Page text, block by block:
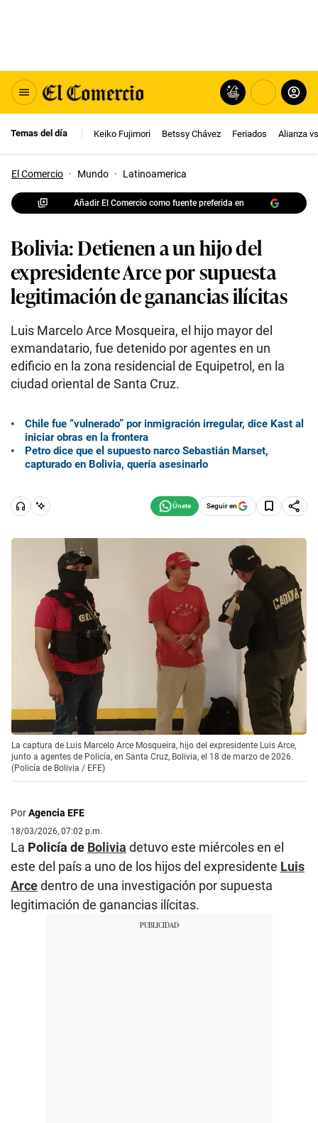
Temas del día Keiko Fujimori Betssy Chávez Feriados Alianza
El Comercio · Mundo · Latinoamerica
Añadir El Comercio como fuente preferida en
Bolivia: Detienen a un hijo del
expresidente Arce por supuesta
legitimación de ganancias ilícitas
Luis Marcelo Arce Mosqueira, el hijo mayor del
exmandatario, fue detenido por agentes en un
edificio en la zona residencial de Equipetrol, en la
ciudad oriental de Santa Cruz.
Chile fue “vulnerado” por inmigración irregular, dice Kast al
iniciar obras en la frontera
Petro dice que el supuesto narco Sebastián Marset,
capturado en Bolivia, quería asesinarlo
Seguir en
La captura de Luis Marcelo Arce Mosqueira, hijo del expresidente Luis Arce,
junto a agentes de Policía, en Santa Cruz, Bolivia, el 18 de marzo de 2026.
(Policía de Bolivia / EFE)
PorAgencia EFE
18/03/2026, 07:02 p.m.
La Policía de Bolivia detuvo este miércoles en el
este del país a uno de los hijos del expresidente Luis
Arcedentro de una investigación por supuesta
legitimación de ganancias ilícitas.